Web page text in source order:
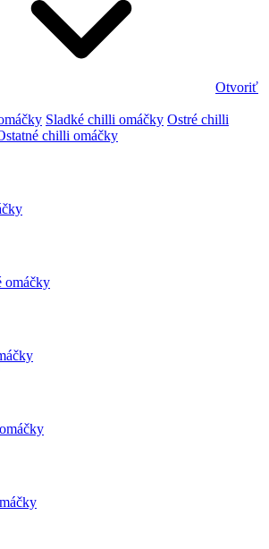
Otvoriť
Sladké chilli omáčky Ostré chilli
chilli omáčky
omáčky